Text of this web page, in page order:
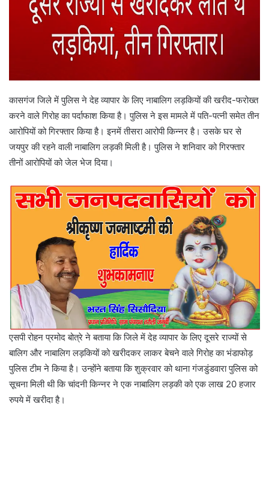
कासगंज जिले में पुलिस ने देह व्यापार के लिए नाबालिग लड़कियों की खरीद-फरोख्त
करने वाले गिरोह का पर्दाफाश किया है। पुलिस ने इस मामले में पति-पत्नी समेत तीन
आरोपियों को गिरफ्तार किया है। इनमें तीसरा आरोपी किन्नर है। उसके घर से
जयपुर की रहने वाली नाबालिग लड़की मिली है। पुलिस ने शनिवार को गिरफ्तार
तीनों आरोपियों को जेल भेज दिया।
एसपी रोहन प्रमोद बोत्रे ने बताया कि जिले में देह व्यापार के लिए दूसरे राज्यों से
बालिग और नाबालिग लड़कियों को खरीदकर लाकर बेचने वाले गिरोह का भंडाफोड़
पुलिस टीम ने किया है। उन्होंने बताया कि शुक्रवार को थाना गंजडुंडवारा पुलिस को
सूचना मिली थी कि चांदनी किन्नर ने एक नाबालिग लड़की को एक लाख 20 हजार
रुपये में खरीदा है।